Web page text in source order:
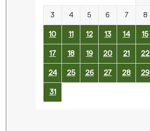
3 4 5 6 7 8
10 11 12 13 14 15
17 18 19 20 21 22
24 25 26 27 28 29
31